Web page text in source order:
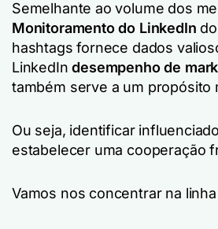
Semelhante ao volume dos
Monitoramento do LinkedIn
hashtags fornece dados
LinkedIndesempenho de
também serve a um propósito
Ou seja, identificar
estabelecer uma cooperação
Vamos nos concentrar na